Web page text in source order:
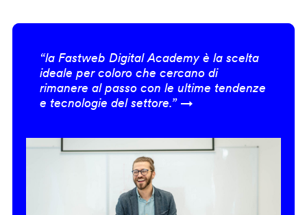
“la Fastweb Digital Academy è la scelta
ideale per coloro che cercano di
rimanere al passo con le ultime tendenze
e tecnologie del settore.” →